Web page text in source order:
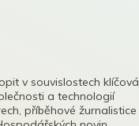
v souvislostech klíčová
a technologií
příběhové žurnalistice